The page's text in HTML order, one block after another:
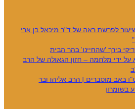
לפרשת ראה של ד"ר מיכאל בן ארי
בירך 'שהחיינו' בהר הבית
על ידי מלחמה – חזון הגאולה של הרב
באב מוסברים | הרב אליהו ובר
בשומרון